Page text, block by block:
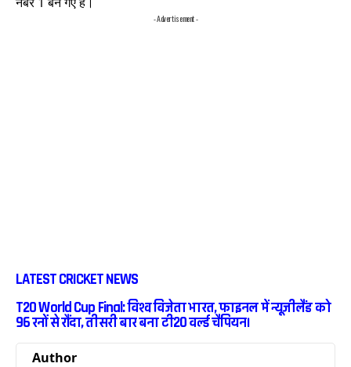
- Advertisement -
LATEST CRICKET NEWS
T20 World Cup Final: विश्व विजेता भारत, फाइनल में न्यूजीलैंड को
96 रनों से रौंदा, तीसरी बार बना टी20 वर्ल्ड चैंपियन।
Author